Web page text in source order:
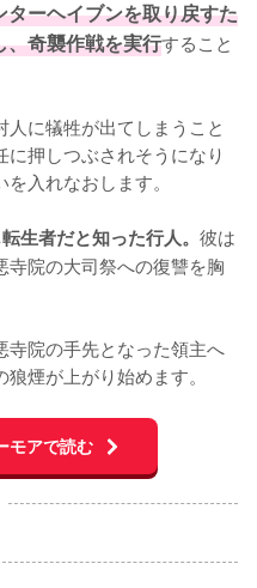
ーヘイブンを取り戻すた
、奇襲作戦を実行すること
に犠牲が出てしまうこと
押しつぶされそうになり
入れなおします。
生者だと知った行人。 彼は
寺院の大司祭への復讐を胸
寺院の手先となった領主へ
煙が上がり始めます。
モアで読む